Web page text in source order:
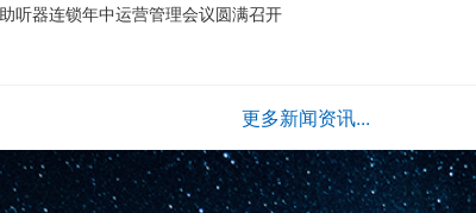
听器连锁年中运营管理会议圆满召开
更多新闻资讯...